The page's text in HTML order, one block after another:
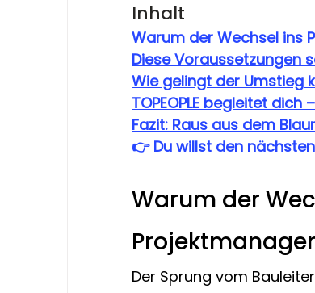
Inhalt
Warum der Wechsel ins
Diese Voraussetzungen
Wie gelingt der Umstieg
TOPEOPLE begleitet
Fazit: Raus aus dem
👉 Du willst den
Warum der
Der Sprung vom